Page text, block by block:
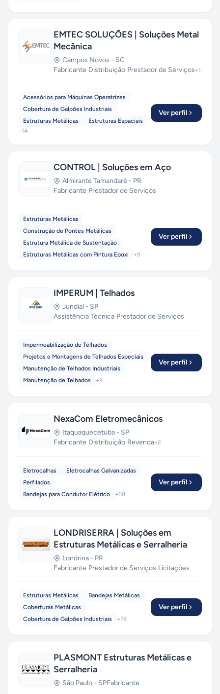
EMTEC SOLUÇÕES | Soluções Metal
Mecânica
Campos Novos - SC
Fabricante·Distribuição·Prestador de Serviços+1
Acessórios para Máquinas Operatrizes
Cobertura de Galpões Industriais
Estruturas Metálicas
Estruturas Espaciais
+14
Ver perfil
CONTROL | Soluções em Aço
Almirante Tamandaré - PR
Fabricante·Prestador de Serviços
Estruturas Metálicas
Construção de Pontes Metálicas
Estrutura Metálica de Sustentação
Estruturas Metálicas com Pintura Epoxi
+9
Ver perfil
IMPERUM | Telhados
Jundiaí- SP
Assistência Técnica·Prestador de Serviços
Impermeabilização de Telhados
Projetos e Montagens de Telhados Especiais
Manutenção de Telhados Industriais
Manutenção de Telhados
+9
Ver perfil
NexaCom Eletromecânicos
Itaquaquecetuba - SP
Fabricante·Distribuição·Revenda+2
Eletrocalhas
Eletrocalhas Galvanizadas
Perfilados
Bandejas para Condutor Elétrico
+68
Ver perfil
LONDRISERRA | Soluções em
Estruturas Metálicas e Serralheria
Londrina - PR
Fabricante·Prestador de Serviços·Licitações
Estruturas Metálicas
Bandejas Metálicas
Coberturas Metálicas
Cobertura de Galpões Industriais
+78
Ver perfil
PLASMONT Estruturas Metálicas e
Serralheria
São Paulo - SPFabricante